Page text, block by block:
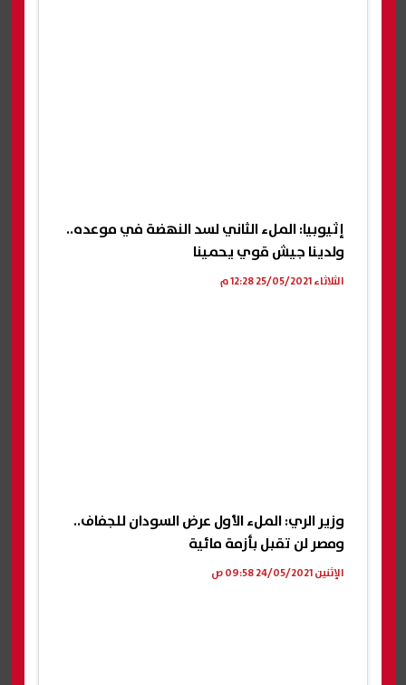
إثيوبيا: الملء الثاني لسد النهضة في موعده..
ولدينا جيش قوي يحمينا
الثلاثاء 25/05/2021 12:28 م
وزير الري: الملء الأول عرض السودان للجفاف..
ومصر لن تقبل بأزمة مائية
الإثنين 24/05/2021 09:58 ص